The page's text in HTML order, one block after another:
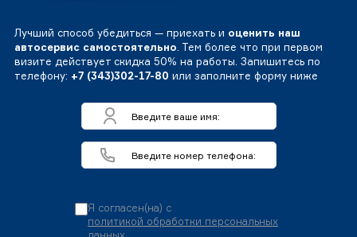
Лучший способ убедиться — приехать и оценить наш
автосервис самостоятельно. Тем более что при первом
визите действует скидка 50% на работы. Запишитесь по
телефону: +7 (343)302-17-80 или заполните форму ниже
Я согласен(на) с
политикой обработки персональных